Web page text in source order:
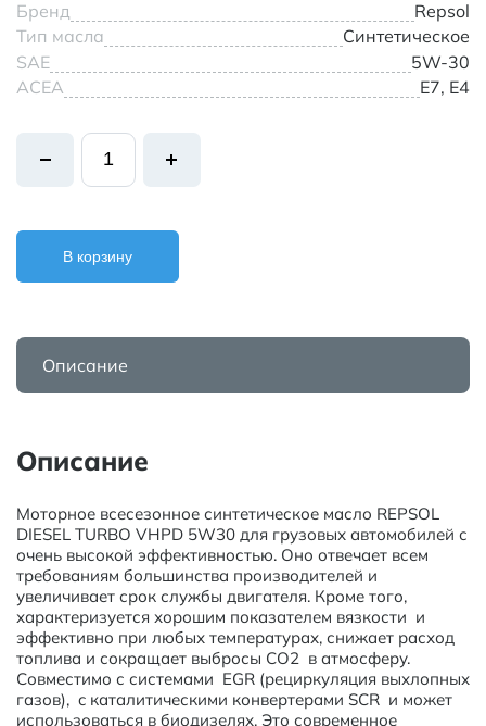
Бренд
Repsol
Тип масла
Синтетическое
SAE
5W-30
ACEA
E7, E4
В корзину
Описание
Описание
Моторное всесезонное синтетическое масло REPSOL
DIESEL TURBO VHPD 5W30 для грузовых автомобилей с
очень высокой эффективностью. Оно отвечает всем
требованиям большинства производителей и
увеличивает срок службы двигателя. Кроме того,
характеризуется хорошим показателем вязкости и
эффективно при любых температурах, снижает расход
топлива и сокращает выбросы СО2 в атмосферу.
Совместимо с системами EGR (рециркуляция выхлопных
газов), c каталитическими конвертерами SCR и может
использоваться в биодизелях. Это современное